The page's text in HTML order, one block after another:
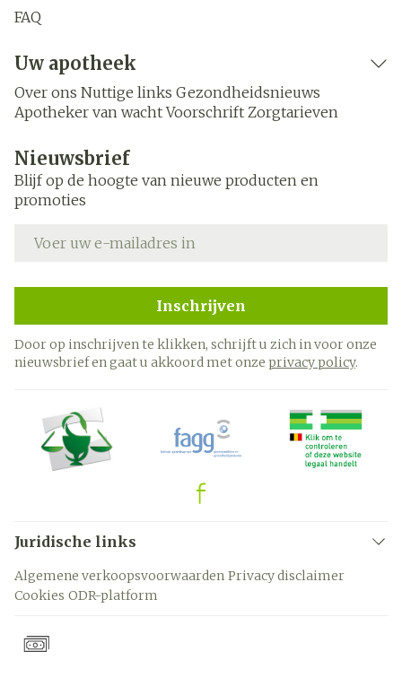
FAQ
Uw apotheek
Over ons Nuttige links Gezondheidsnieuws
Apotheker van wacht Voorschrift Zorgtarieven
Nieuwsbrief
Blijf op de hoogte van nieuwe producten en
promoties
Inschrijven
Door op inschrijven te klikken, schrijft u zich in voor onze
nieuwsbrief en gaat u akkoord met onze privacy policy.
Juridische links
Algemene verkoopsvoorwaarden Privacy disclaimer
Cookies ODR-platform